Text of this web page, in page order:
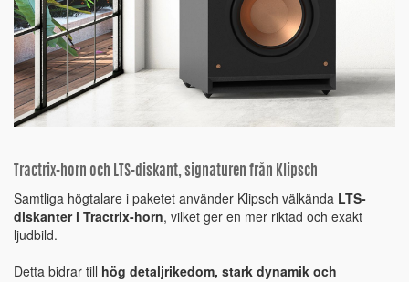
Tractrix-horn och LTS-diskant, signaturen från Klipsch
Samtliga högtalare i paketet använder Klipsch välkända LTS-
diskanter i Tractrix-horn, vilket ger en mer riktad och exakt
ljudbild.
Detta bidrar till hög detaljrikedom, stark dynamik och